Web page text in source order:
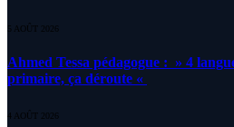
5 AOÛT 2026
Ahmed Tessa pédagogue : » 4
primaire, ça déroute «
4 AOÛT 2026